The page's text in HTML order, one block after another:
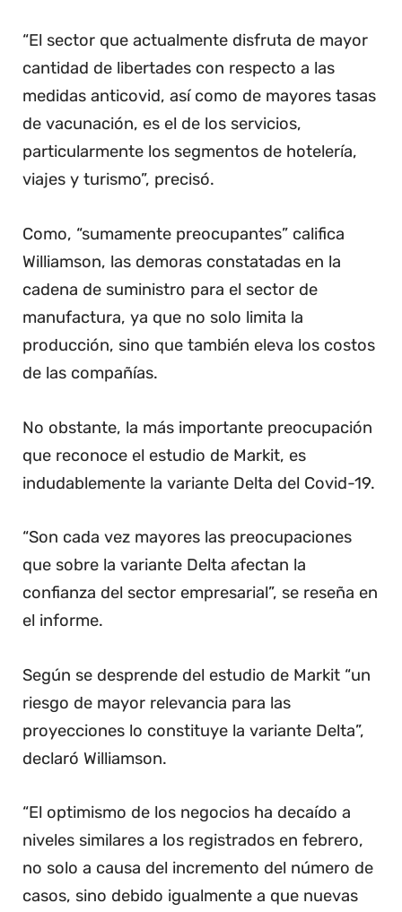
“El sector que actualmente disfruta de mayor
cantidad de libertades con respecto a las
medidas anticovid, así como de mayores tasas
de vacunación, es el de los servicios,
particularmente los segmentos de hotelería,
viajes y turismo”, precisó.
Como, “sumamente preocupantes” califica
Williamson, las demoras constatadas en la
cadena de suministro para el sector de
manufactura, ya que no solo limita la
producción, sino que también eleva los costos
de las compañías.
No obstante, la más importante preocupación
que reconoce el estudio de Markit, es
indudablemente la variante Delta del Covid-19.
“Son cada vez mayores las preocupaciones
que sobre la variante Delta afectan la
confianza del sector empresarial”, se reseña en
el informe.
Según se desprende del estudio de Markit “un
riesgo de mayor relevancia para las
proyecciones lo constituye la variante Delta”,
declaró Williamson.
“El optimismo de los negocios ha decaído a
niveles similares a los registrados en febrero,
no solo a causa del incremento del número de
casos, sino debido igualmente a que nuevas